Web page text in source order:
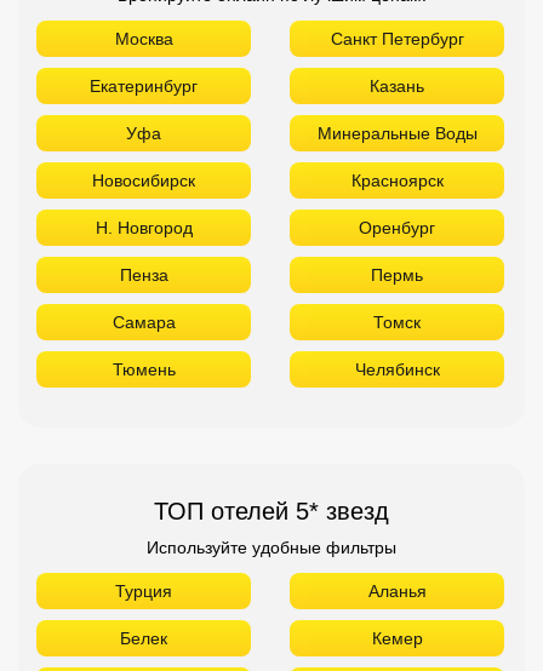
Москва Санкт Петербург
Екатеринбург Казань
Уфа Минеральные Воды
Новосибирск Красноярск
Н. Новгород Оренбург
Пенза Пермь
Самара Томск
Тюмень Челябинск
ТОП отелей 5* звезд
Используйте удобные фильтры
Турция Аланья
Белек Кемер